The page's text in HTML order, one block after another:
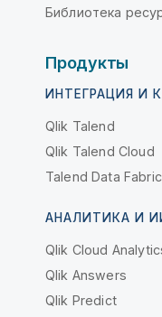
Библиотека
Продукты
ИНТЕГРАЦИЯ И
Qlik Talend
Qlik Talend Cloud
Talend Data Fabric
АНАЛИТИКА И
Qlik Cloud
Qlik Answers
Qlik Predict